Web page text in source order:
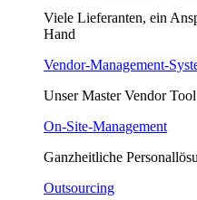
Viele Lieferanten, ein
Hand
Vendor-Management-
Unser Master Vendor Tool
On-Site-Management
Ganzheitliche
Outsourcing